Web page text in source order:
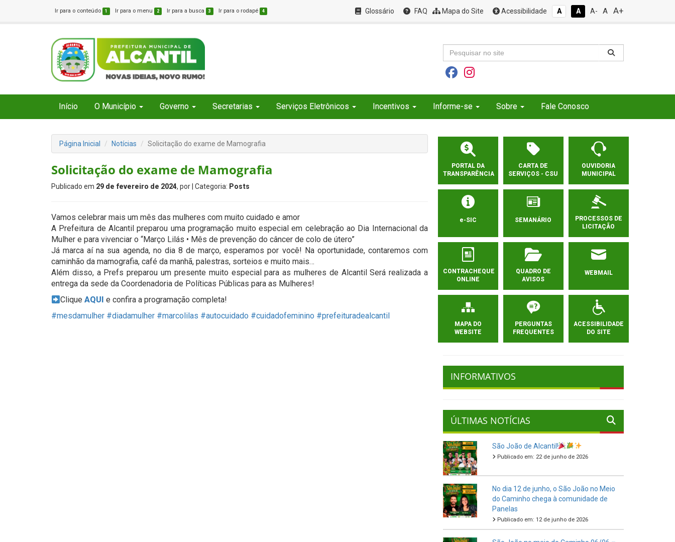
Ir para o conteúdo 1 Ir para o menu 2 Ir para a busca 3 Ir para o rodapé 4 Glossário FAQ Mapa do Site Acessibilidade A A A- A A+
Início O Município Governo Secretarias Serviços Eletrônicos Incentivos Informe-se Sobre Fale Conosco
Página Inicial Notícias Solicitação do exame de Mamografia
Solicitação do exame de Mamografia
Publicado em 29 de fevereiro de 2024, por | Categoria: Posts
Vamos celebrar mais um mês das mulheres com muito cuidado e amor
A Prefeitura de Alcantil preparou uma programação muito especial em celebração ao Dia Internacional da
Mulher e para vivenciar o “Março Lilás • Mês de prevenção do câncer de colo de útero”
Já marca aí na sua agenda, no dia 8 de março, esperamos por você! Na oportunidade, contaremos com
caminhão da mamografia, café da manhã, palestras, sorteios e muito mais…
Além disso, a Prefs preparou um presente muito especial para as mulheres de Alcantil Será realizada a
entrega da sede da Coordenadoria de Políticas Públicas para as Mulheres!
CliqueAQUI e confira a programação completa!
#mesdamulher #diadamulher #marcolilas #autocuidado #cuidadofeminino #prefeituradealcantil
PORTAL DA
TRANSPARÊNCIA
CARTA DE
SERVIÇOS - CSU
OUVIDORIA
MUNICIPAL
e-SIC SEMANÁRIO
PROCESSOS DE
LICITAÇÃO
CONTRACHEQUE
ONLINE
QUADRO DE
AVISOS
WEBMAIL
MAPA DO
WEBSITE
PERGUNTAS
FREQUENTES
ACESSIBILIDADE
DO SITE
INFORMATIVOS
ÚLTIMAS NOTÍCIAS
São João de Alcantil!
Publicado em: 22 de junho de 2026
No dia 12 de junho, o São João no Meio
do Caminho chega à comunidade de
Panelas
Publicado em: 12 de junho de 2026